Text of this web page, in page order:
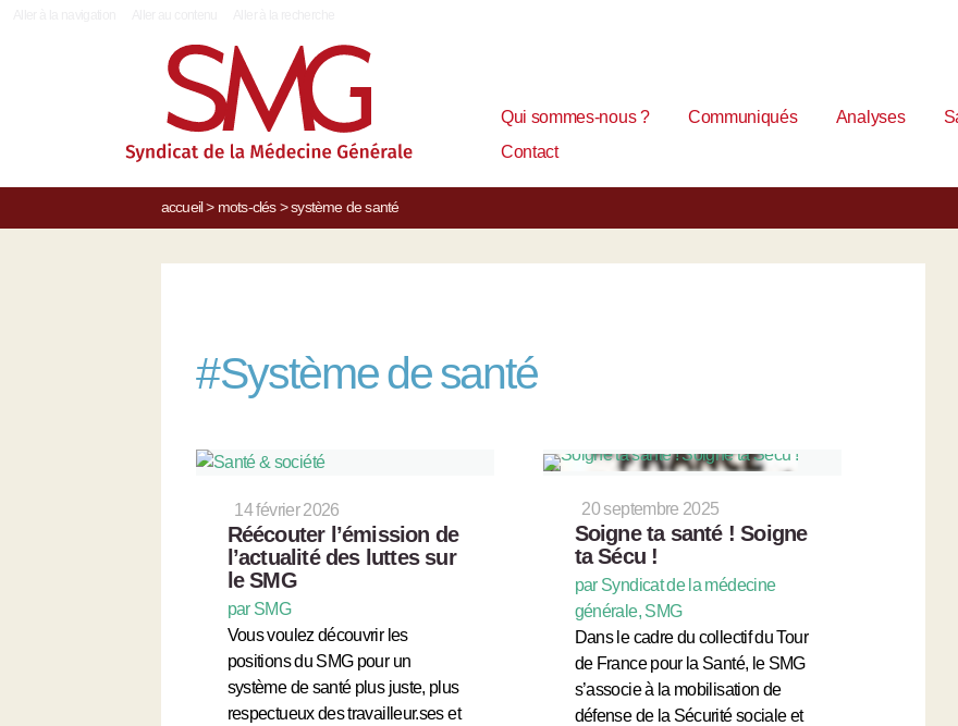
Qui sommes-nous ? Communiqués Analyses
Contact
accueil> mots-clés> système de santé
#Système de santé
14 février 2026
Réécouter l’émission de
l’actualité des luttes sur
le SMG
par SMG
Vous voulez découvrir les
positions du SMG pour un
système de santé plus juste, plus
respectueux des travailleur.ses et
20 septembre 2025
Soigne ta santé ! Soigne
ta Sécu !
par Syndicat de la médecine
générale, SMG
Dans le cadre du collectif du Tour
de France pour la Santé, le SMG
s’associe à la mobilisation de
défense de la Sécurité sociale et